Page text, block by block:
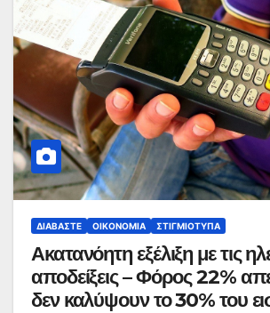
ΔΙΑΒΆΣΤΕ ΟΙΚΟΝΟΜΊΑ ΣΤΙΓΜΙΌΤΥΠΑ
Ακατανόητη εξέλιξη με τις
αποδείξεις – Φόρος 22%
δεν καλύψουν το 30% του